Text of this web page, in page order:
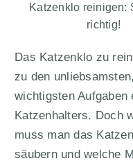
Katzenklo reinigen:
richtig!
Das Katzenklo zu
zu den
wichtigsten Aufgaben
Katzenhalters. Doch
muss man das
säubern und welche